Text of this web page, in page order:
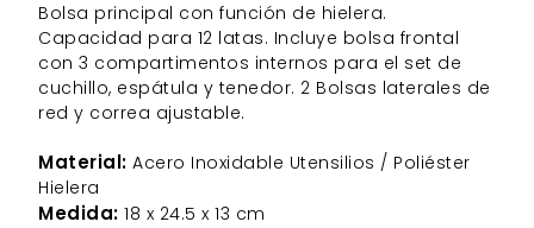
Bolsa principal con función de hielera.
Capacidad para 12 latas. Incluye bolsa frontal
con 3 compartimentos internos para el set de
cuchillo, espátula y tenedor. 2 Bolsas laterales de
red y correa ajustable.
Material: Acero Inoxidable Utensilios / Poliéster
Hielera
Medida: 18 x 24.5 x 13 cm